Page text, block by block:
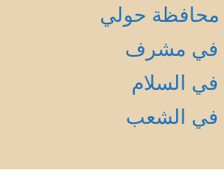
حولي
في مشرف
السلام
في الشعب